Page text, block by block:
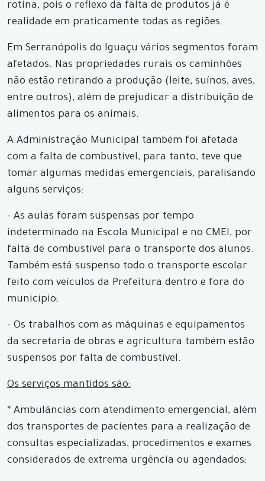
rotina, pois o reflexo da falta de produtos já é
realidade em praticamente todas as regiões.
Em Serranópolis do Iguaçu vários segmentos foram
afetados. Nas propriedades rurais os caminhões
não estão retirando a produção (leite, suínos, aves,
entre outros), além de prejudicar a distribuição de
alimentos para os animais.
A Administração Municipal também foi afetada
com a falta de combustível, para tanto, teve que
tomar algumas medidas emergenciais, paralisando
alguns serviços:
- As aulas foram suspensas por tempo
indeterminado na Escola Municipal e no CMEI, por
falta de combustível para o transporte dos alunos.
Também está suspenso todo o transporte escolar
feito com veículos da Prefeitura dentro e fora do
município;
- Os trabalhos com as máquinas e equipamentos
da secretaria de obras e agricultura também estão
suspensos por falta de combustível.
Os serviços mantidos são:
* Ambulâncias com atendimento emergencial, além
dos transportes de pacientes para a realização de
consultas especializadas, procedimentos e exames
considerados de extrema urgência ou agendados;